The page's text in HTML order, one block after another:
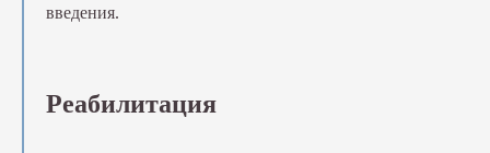
введения.
Реабилитация